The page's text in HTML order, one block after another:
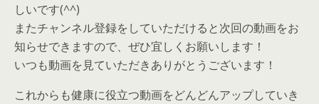
しいです(^^)
またチャンネル登録をしていただけると次回の動画をお
知らせできますので、ぜひ宜しくお願いします！
いつも動画を見ていただきありがとうございます！
これからも健康に役立つ動画をどんどんアップしていき